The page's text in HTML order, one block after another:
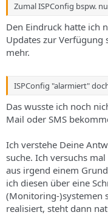
Zumal ISPConfig bspw.
Den Eindruck hatte ich
Updates zur Verfügung
mehr.
ISPConfig "alarmiert"
Das wusste ich noch
Mail oder SMS
Ich verstehe Deine
suche. Ich versuchs
aus irgend einem
ich diesen über eine
(Monitoring-)systemen
realisiert, steht dann